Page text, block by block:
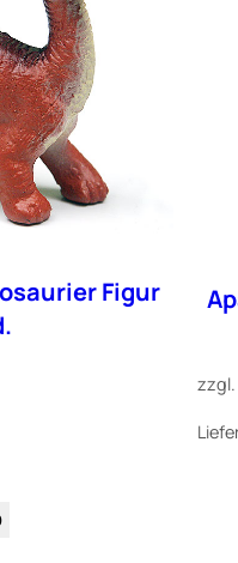
Figur
zzgl.